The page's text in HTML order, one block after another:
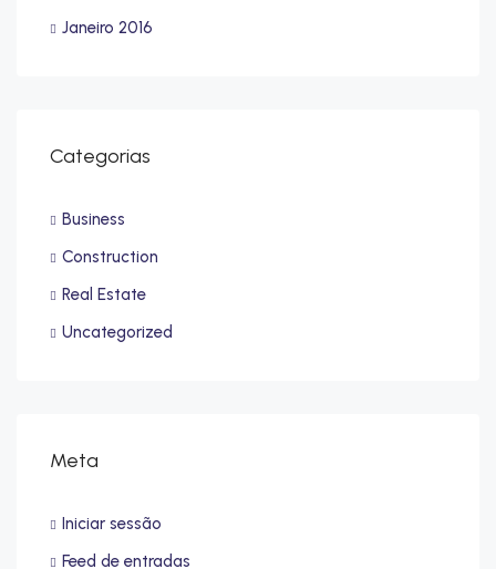
Janeiro 2016
Categorias
Business
Construction
Real Estate
Uncategorized
Meta
Iniciar sessão
Feed de entradas